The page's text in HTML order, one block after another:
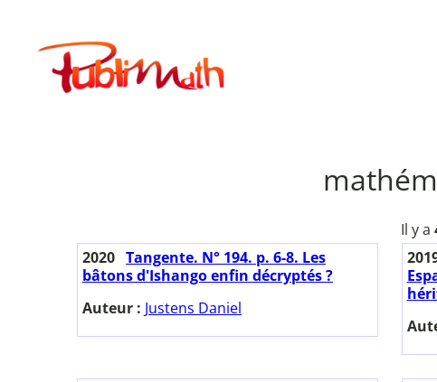
contenuPublimath
Il y a
2020 Tangente. N° 194. p. 6-8. Les
bâtons d'Ishango enfin décryptés ?
Auteur : Justens Daniel